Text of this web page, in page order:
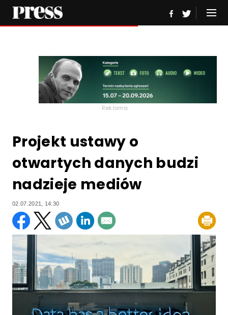
Reklama
Projekt ustawy o
otwartych danych budzi
nadzieje mediów
02.07.2021, 14:30